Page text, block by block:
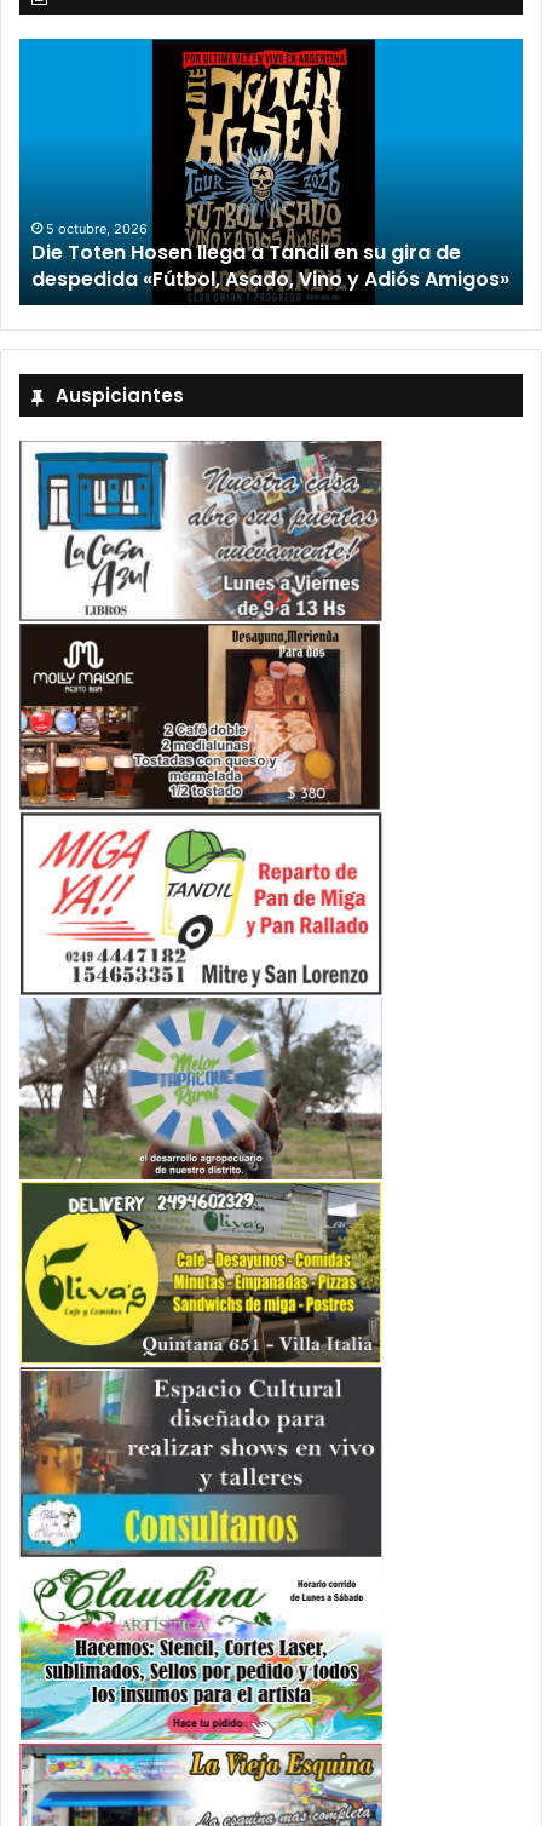
gira de
Amigos»
2 octubre, 2026
“TIRRIA” llega a Tandil con un elenco
encabezado por Capusotto,
Stefani
Auspiciantes